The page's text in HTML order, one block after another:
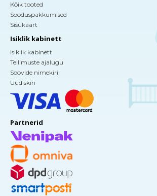
Kõik tooted
Sooduspakkumised
Sisukaart
Isiklik kabinett
Isiklik kabinett
Tellimuste ajalugu
Soovide nimekiri
Uudiskiri
Partnerid